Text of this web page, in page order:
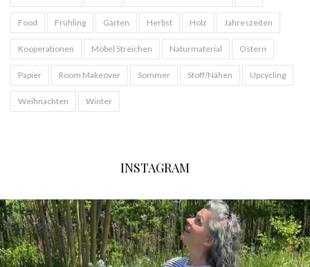
Food Frühling Garten Herbst Holz Jahreszeiten
Kooperationen Möbel Streichen Naturmaterial Ostern
Papier Room Makeover Sommer Stoff/Nähen Upcycling
Weihnachten Winter
INSTAGRAM